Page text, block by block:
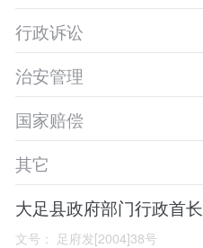
行政诉讼
治安管理
国家赔偿
其它
大足县政府部门行政首
文号： 足府发[2004]38号